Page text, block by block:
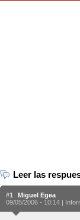
Leer las
#1
Miguel Egea
09/05/2006 - 10:14 |